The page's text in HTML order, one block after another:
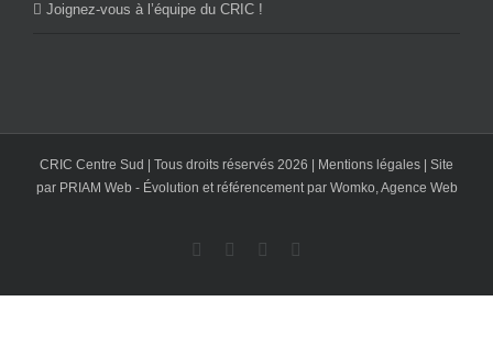
Joignez-vous à l’équipe du CRIC !
CRIC Centre Sud | Tous droits réservés 2026 | Mentions légales | Site
par PRIAM Web - Évolution et référencement par Womko, Agence Web
FacebookYouTube
Twitter